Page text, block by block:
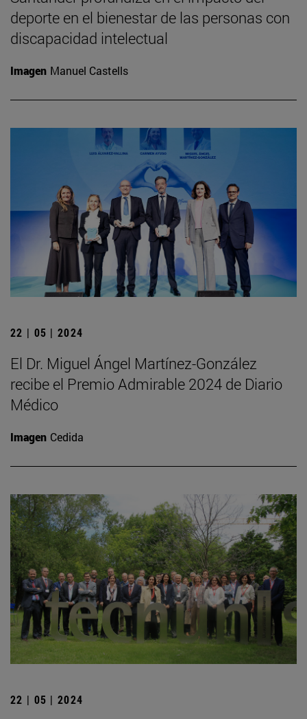
deporte en el bienestar de las personas con
discapacidad intelectual
Imagen Manuel Castells
22 | 05 | 2024
El Dr. Miguel Ángel Martínez-González
recibe el Premio Admirable 2024 de Diario
Médico
Imagen Cedida
22 | 05 | 2024